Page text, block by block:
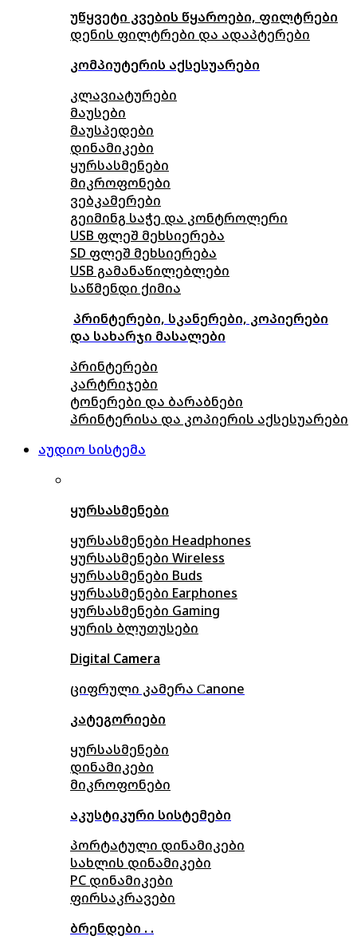
უწყვეტი კვების წყაროები, ფილტრები
დენის ფილტრები და ადაპტერები
კომპიუტერის აქსესუარები
კლავიატურები
მაუსები
მაუსპედები
დინამიკები
ყურსასმენები
მიკროფონები
ვებკამერები
გეიმინგ საჭე და კონტროლერი
USB ფლეშ მეხსიერება
SD ფლეშ მეხსიერება
USB გამანაწილებლები
საწმენდი ქიმია
პრინტერები, სკანერები, კოპიერები
და სახარჯი მასალები
პრინტერები
კარტრიჯები
ტონერები და ბარაბნები
პრინტერისა და კოპიერის აქსესუარები
აუდიო სისტემა
ყურსასმენები
ყურსასმენები Headphones
ყურსასმენები Wireless
ყურსასმენები Buds
ყურსასმენები Earphones
ყურსასმენები Gaming
ყურის ბლუთუსები
Digital Camera
ციფრული კამერა Сanone
კატეგორიები
ყურსასმენები
დინამიკები
მიკროფონები
აკუსტიკური სისტემები
პორტატული დინამიკები
სახლის დინამიკები
PC დინამიკები
ფირსაკრავები
ბრენდები . .